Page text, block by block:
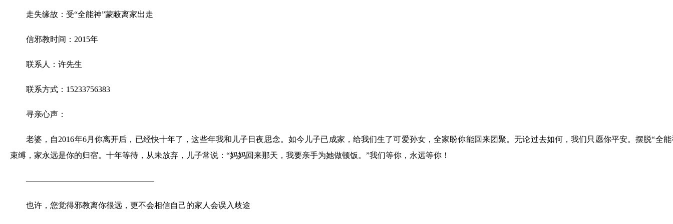
走失缘故：受“全能神”蒙蔽离家出走
信邪教时间：2015年
联系人：许先生
联系方式：15233756383
寻亲心声：
老婆，自2016年6月你离开后，已经快十年了，这些年我和儿子日夜思念。如今儿子已成家，给我们生了可爱孙女，全家盼你能回来团聚。无论过去如何，我们只愿你平安。摆脱“全能
束缚，家永远是你的归宿。十年等待，从未放弃，儿子常说：“妈妈回来那天，我要亲手为她做顿饭。”我们等你，永远等你！
————————————————
也许，您觉得邪教离你很远，更不会相信自己的家人会误入歧途